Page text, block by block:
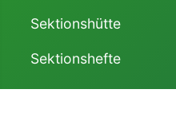
Sektionshütte
Sektionshefte